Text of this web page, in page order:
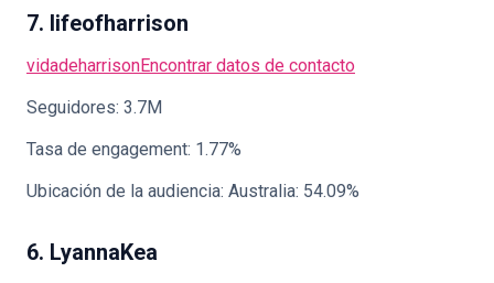
7. lifeofharrison
vidadeharrisonEncontrar datos de contacto
Seguidores: 3.7M
Tasa de engagement: 1.77%
Ubicación de la audiencia: Australia: 54.09%
6. LyannaKea